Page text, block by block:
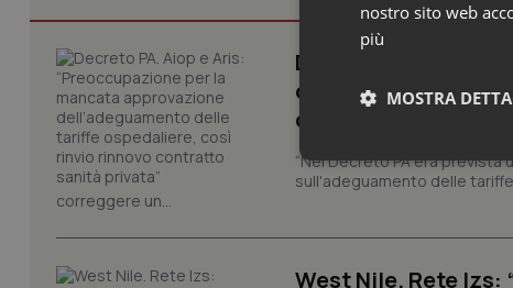
Decreto PA. Aiop e
dell’adeguamento
contratto sanità
“Nel Decreto PA era
sull'adeguamento delle
correggere un...
West Nile. Rete
nostro sito web
più
MOSTRA